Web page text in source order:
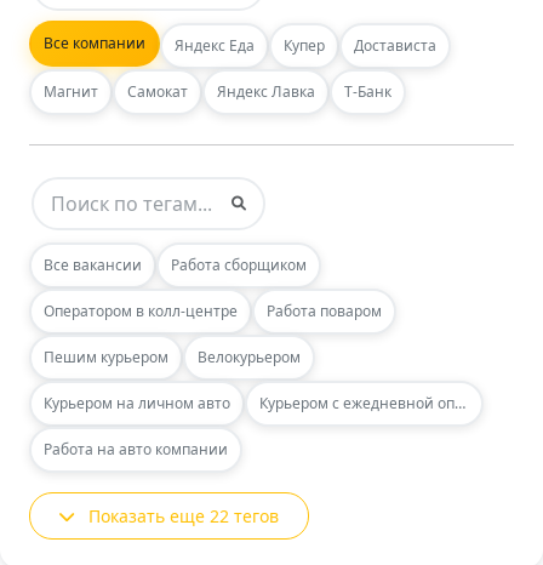
Все компании Яндекс Еда Купер Достависта
Магнит Самокат Яндекс Лавка Т-Банк
Все вакансии Работа сборщиком
Оператором в колл-центре Работа поваром
Пешим курьером Велокурьером
Курьером на личном авто Курьером с ежедневной оплатой
Работа на авто компании
Показать еще 22 тегов